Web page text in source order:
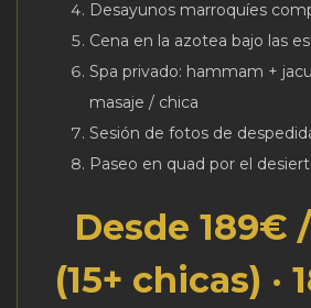
Desayunos marroquíes
Cena en la azotea bajo las
Spa privado: hammam +
masaje / chica
Sesión de fotos de
Paseo en quad por el
Desde 189€
(15+ chicas) ·